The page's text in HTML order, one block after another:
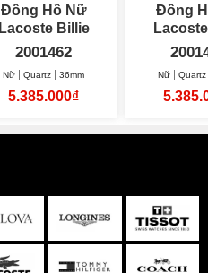
Đồng Hồ Nữ
Lacoste Billie
36mm
2001462
Nữ Quartz 36mm
5.385.000₫
Đồng
Nữ Quartz